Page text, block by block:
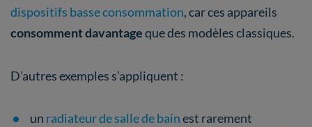
dispositifs basse consommation, car ces appareils
consomment davantageque des modèles classiques.
D’autres exemples s’appliquent :
​un radiateur de salle de bainest rarement